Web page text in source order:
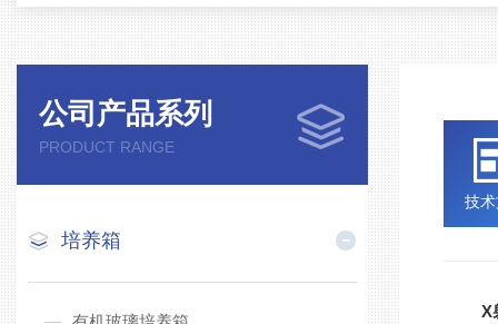
公司产品系列
PRODUCT RANGE
培养箱
技
X